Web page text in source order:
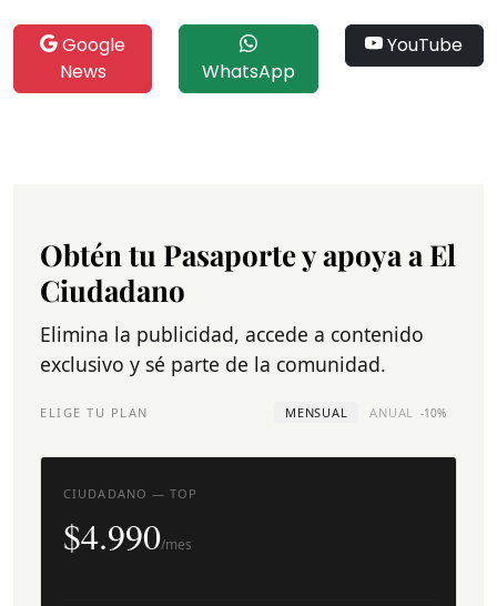
Google
News
WhatsApp
YouTube
Obtén tu Pasaporte y apoya a El
Ciudadano
Elimina la publicidad, accede a contenido
exclusivo y sé parte de la comunidad.
ELIGE TU PLAN MENSUAL ANUAL -10%
CIUDADANO — TOP
$4.990/mes